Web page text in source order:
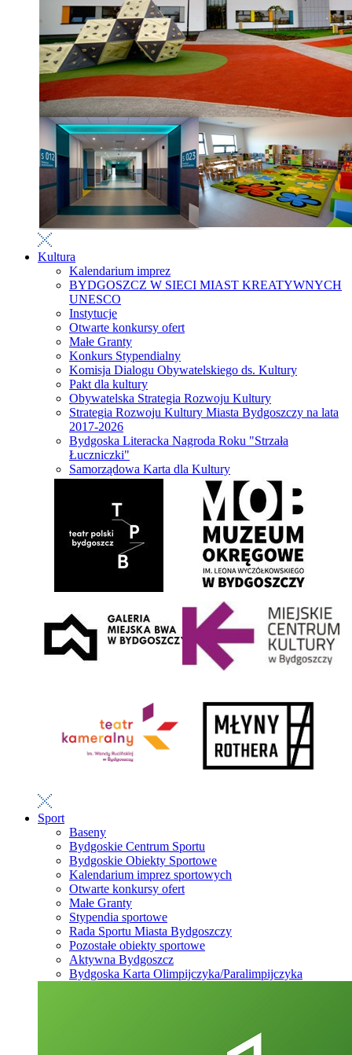
Kultura
Kalendarium imprez
BYDGOSZCZ W SIECI MIAST KREATYWNYCH
UNESCO
Instytucje
Otwarte konkursy ofert
Małe Granty
Konkurs Stypendialny
Komisja Dialogu Obywatelskiego ds. Kultury
Pakt dla kultury
Obywatelska Strategia Rozwoju Kultury
Strategia Rozwoju Kultury Miasta Bydgoszczy na lata
2017-2026
Bydgoska Literacka Nagroda Roku "Strzała
Łuczniczki"
Samorządowa Karta dla Kultury
Sport
Baseny
Bydgoskie Centrum Sportu
Bydgoskie Obiekty Sportowe
Kalendarium imprez sportowych
Otwarte konkursy ofert
Małe Granty
Stypendia sportowe
Rada Sportu Miasta Bydgoszczy
Pozostałe obiekty sportowe
Aktywna Bydgoszcz
Bydgoska Karta Olimpijczyka/Paralimpijczyka